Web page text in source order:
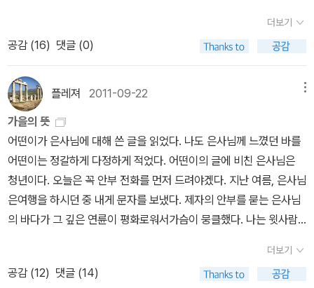
안녕, 안녕. 끊임없이 나를 불러줘요. 그러면나는 나만의 방을 없애지
는 못하겠지만,첫번째, 방 을 뺄수는 없겠지만,당신을 위한 두번째, 방
을 만들수는 있어요. 우리는 그 방안에서 이야기하고 웃고 떠들면서
때로는 침묵하면서 버라이어티 하게 우리만의 시간을 채울 수 있을
거에요.심규선이 부디, 라고 간절히 애원하면서 뭐라고 노래했는지
알아요? 흔들리는 나를 일으켜주고 흔들리는 나를 잡아달라고 해요.
거친 파도가 나를 삼키지 않도록 말이죠. 나도 그래요. 나를 잡아주는
게 당신이었으면 좋겠어요. 나는 여전히 흔들리지만, 당신이 흔들리
지 않도록 나를 단단히 받쳐줘요. 나는 조금 지쳐있지만, 당신이 나를
일으켜 세워줘요. 나는 다른 사람의 손을 잡을 자신은 없지만 당신이
라면 그 손을 잡을 수 있을 것 같아요.부디, 내 손을 잡아줘요. 그리고
그 손을 놓지 말아줘요, 제발.당신이 내 손을 놓지 않는다면 나는 당신
의 손가락 사이사이로 얽혀있는 내 손가락을 풀지 않아요. 당신의 손
부분의 가사들이 제목만큼이나 시적이다. 우아하거나 아름답다거나
그런 수식어가 어울릴법한 노래들이다. 차분하고 담담한 목소리도 그
런 분위기 조성에 한몫한다. 그렇지만 어째서 그 감정이 다 사랑이란
말이더냐. 사람마다 다르겠지만 최소한 나는 내 방에 있는 게 전부 다
사랑과 연애는 아니란 말이지. 이소라의 정말로 처절하게 슬펐던 음
반, 달 처럼 대놓고 난 지금 사랑에 미쳐서 죽을거 같다고 말했더라면
오히려 나았을지도 모른다. 무엇보다 연애감정을 저렇게 담담하게 들
여다보는게 정말 가능하긴 한가 싶기도 해서 별로 공감이 안간것도
불평이라면 불평이겠지. 누가 보면 음반 하나듣고 별소릴 다한다고
비웃을지도 모르겠지만...길게 썼는데 요약하면 애매했다. 종종 떠오
르는 지나간 감정에 대해 우아하게 관조해보고 싶은사람에게 어울릴
러줬으면 얼마나 좋을까, 듣는 내내 그런 생각만 자꾸 났다.
야 했다. 근대는 이성애 핵가족 제도를 중심으로 개인의 감정부터 국
제 정치까지 인간 생활의 전 영역에 걸쳐 젠더가 제도화된 시스템을
말한다. 여성이 글을 쓰기 위한 경제력과 자신을 설명할 수 있는 언어
를 갖는 것은 해방의 기본 조건이자 영원한 과제다. <영원한 과제>라
는 건 달성되지 않을 목표이기 때문이다. 이것은 절망이 아니라, 가부
장제나 그 사회를 살아가는 개인이나 모두 변형을 거듭한다는 의미에
서 완전한 해방, 완전한 문제 해결은 없다는 뜻이다. - 해제(정희진)
더보기
공감 (16) 댓글 (0)
플레져 2011-09-22
가을의 뜻
어떤이가 은사님에 대해 쓴 글을 읽었다. 나도 은사님께 느꼈던 바를
어떤이는 정갈하게 다정하게 적었다. 어떤이의 글에 비친 은사님은
청년이다. 오늘은 꼭 안부 전화를 먼저 드려야겠다. 지난 여름, 은사님
은여행을 하시던 중 내게 문자를 보냈다. 제자의 안부를 묻는 은사님
의 바다가 그 깊은 연륜이 평화로워서가슴이 뭉클했다. 나는 윗사람
몇 배는 더 크다. 윗사람과 친해지는 데는 시간이 걸린다는 뜻이다. 되
도록이면 그분들과 거리를 두고 있어야 마음이 편하다. 은사님과 먼
더보기
공감 (12) 댓글 (14)